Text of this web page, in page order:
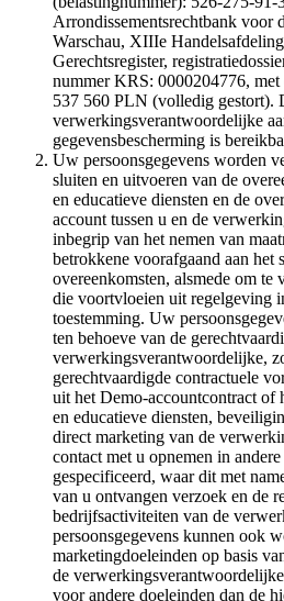
Arrondissementsrechtbank voor
Warschau, XIIIe
Gerechtsregister,
nummer KRS: 0000204776, met
537 560 PLN (volledig gestort).
verwerkingsverantwoordelijke
gegevensbescherming is
Uw persoonsgegevens worden
sluiten en uitvoeren van de
en educatieve diensten en de
account tussen u en de
inbegrip van het nemen van
betrokkene voorafgaand aan het
overeenkomsten, alsmede om te
die voortvloeien uit regelgeving
toestemming. Uw
ten behoeve van de
verwerkingsverantwoordelijke,
gerechtvaardigde contractuele
uit het Demo-accountcontract of
en educatieve diensten,
direct marketing van de
contact met u opnemen in
gespecificeerd, waar dit met
van u ontvangen verzoek en de
bedrijfsactiviteiten van de
persoonsgegevens kunnen ook
marketingdoeleinden op basis
de
voor andere doeleinden dan de